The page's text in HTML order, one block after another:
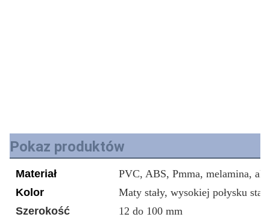
Pokaz produktów
Materiał
PVC, ABS, Pmma, melamina,
Kolor
Maty stały, wysokiej połysku
Szerokość
12 do 100 mm